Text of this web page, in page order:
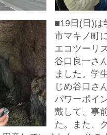
■19日(日)は
市マキノ町
エコツーリ
谷口良一さ
ました。学
じめ谷口さ
パワーポイ
戴して、事
た。また、